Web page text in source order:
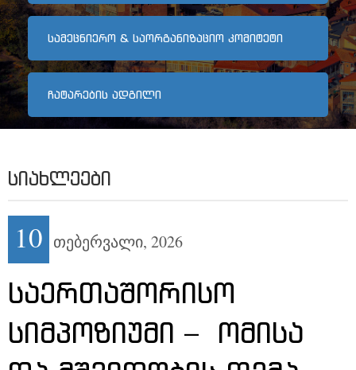
ᲡᲐᲛᲔᲪᲜᲘᲔᲠᲝ & ᲡᲐᲝᲠᲒᲐᲜᲘᲖᲐᲪᲘᲝ ᲙᲝᲛᲘᲢᲔᲢᲘ
ᲩᲐᲢᲐᲠᲔᲑᲘᲡ ᲐᲓᲒᲘᲚᲘ
ᲡᲘᲐᲮᲚᲔᲔᲑᲘ
10 თებერვალი, 2026
ᲡᲐᲔᲠᲗᲐᲨᲝᲠᲘᲡᲝ
ᲡᲘᲛᲞᲝᲖᲘᲣᲛᲘ – ᲝᲛᲘᲡᲐ